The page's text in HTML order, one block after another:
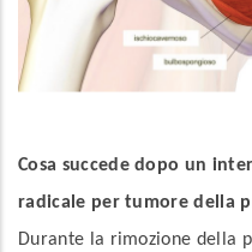
Cosa succede dopo un
radicale per tumore della
Durante la rimozione della